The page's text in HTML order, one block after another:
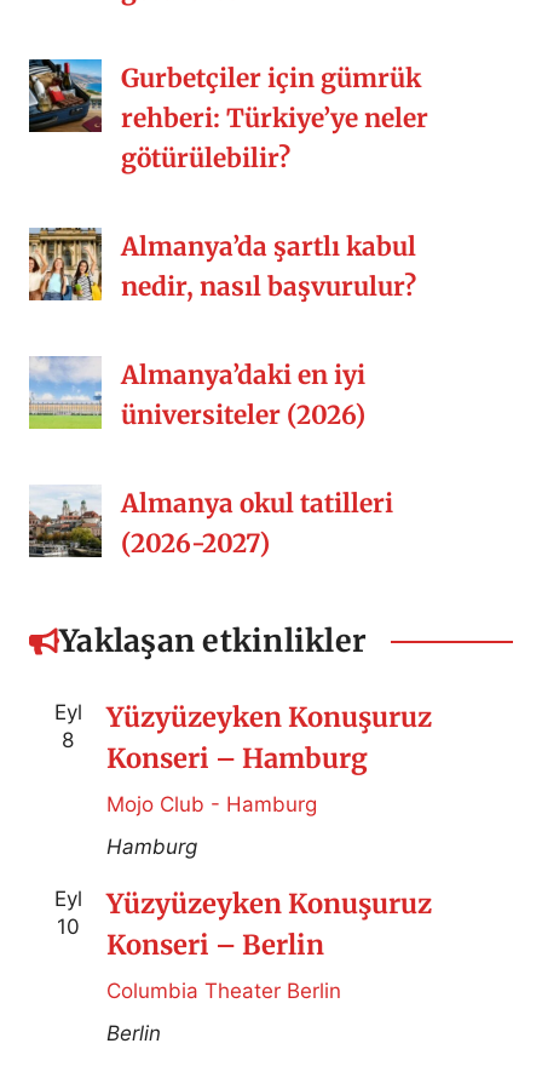
Gurbetçiler için gümrük
rehberi: Türkiye’ye neler
götürülebilir?
Almanya’da şartlı kabul
nedir, nasıl başvurulur?
Almanya’daki en iyi
üniversiteler (2026)
Almanya okul tatilleri
(2026-2027)
Yaklaşan etkinlikler
Eyl
8
Yüzyüzeyken Konuşuruz
Konseri – Hamburg
Mojo Club - Hamburg
Hamburg
Eyl
10
Yüzyüzeyken Konuşuruz
Konseri – Berlin
Columbia Theater Berlin
Berlin